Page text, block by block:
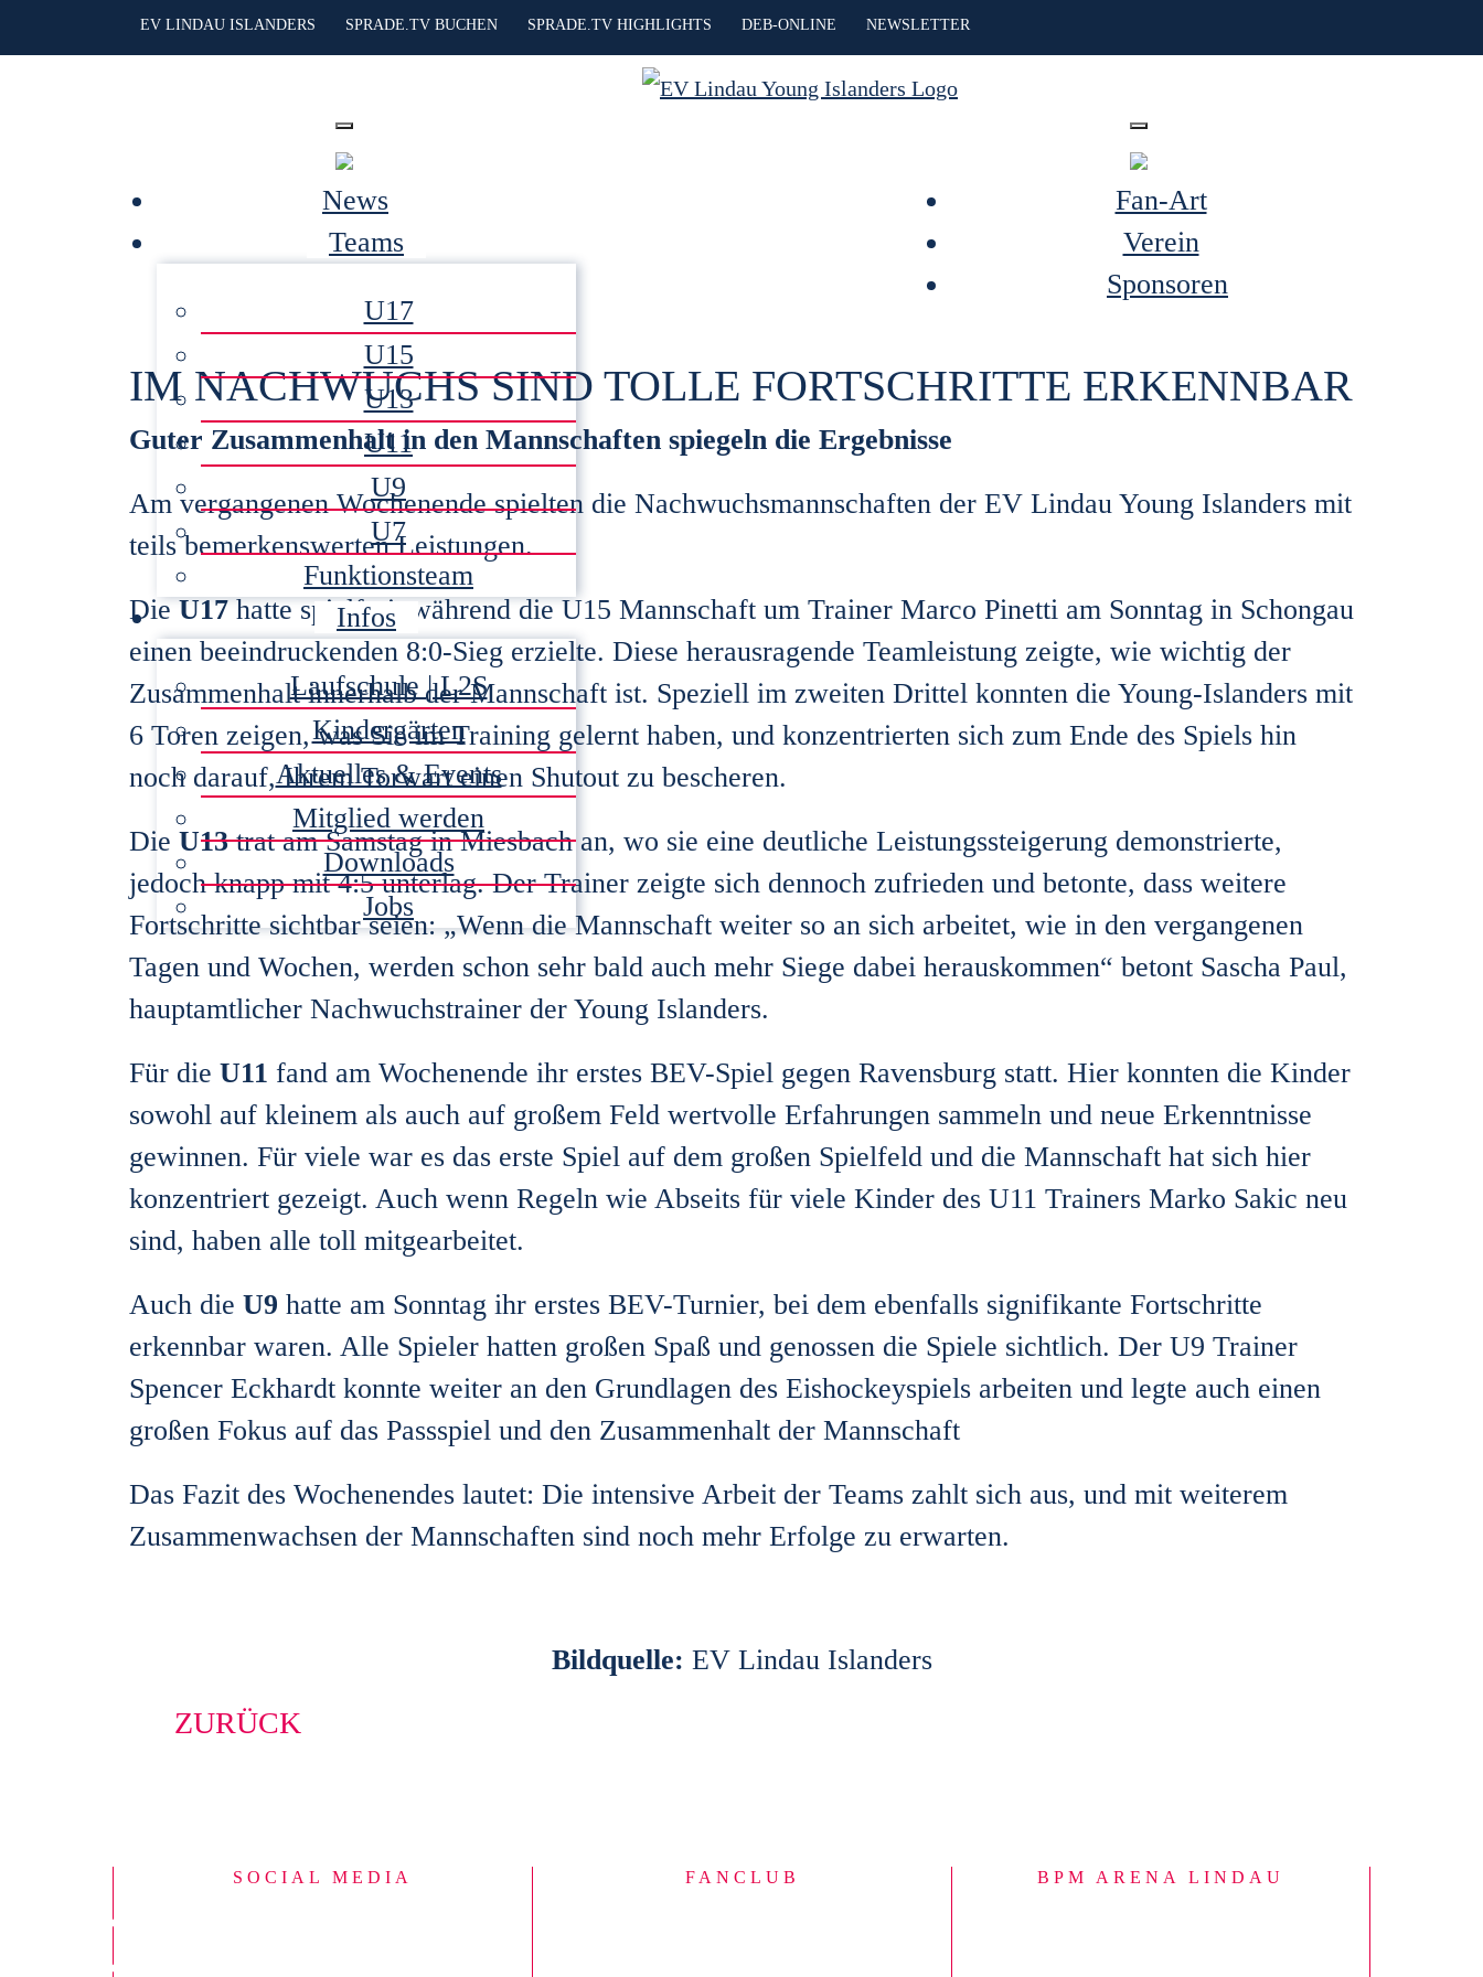
EV LINDAU ISLANDERS SPRADE.TV BUCHEN SPRADE.TV HIGHLIGHTS DEB-ONLINE NEWSLETTER
News
Teams
U17
U15
U13
U11
U9
U7
Funktionsteam
Infos
Laufschule | L2S
Kindergärten
Aktuelles & Events
Mitglied werden
Downloads
Jobs
Fan-Art
Verein
Sponsoren
IM NACHWUCHS SIND TOLLE FORTSCHRITTE ERKENNBAR
Guter Zusammenhalt in den Mannschaften spiegeln die Ergebnisse
Am vergangenen Wochenende spielten die Nachwuchsmannschaften der EV Lindau Young Islanders mit
teils bemerkenswerten Leistungen.
DieU17hatte spielfrei, während die U15 Mannschaft um Trainer Marco Pinetti am Sonntag in Schongau
einen beeindruckenden 8:0-Sieg erzielte. Diese herausragende Teamleistung zeigte, wie wichtig der
Zusammenhalt innerhalb der Mannschaft ist. Speziell im zweiten Drittel konnten die Young-Islanders mit
6 Toren zeigen, was Sie im Training gelernt haben, und konzentrierten sich zum Ende des Spiels hin
noch darauf, Ihrem Torwart einen Shutout zu bescheren.
Die U13trat am Samstag in Miesbach an, wo sie eine deutliche Leistungssteigerung demonstrierte,
jedoch knapp mit 4:5 unterlag. Der Trainer zeigte sich dennoch zufrieden und betonte, dass weitere
Fortschritte sichtbar seien: „Wenn die Mannschaft weiter so an sich arbeitet, wie in den vergangenen
Tagen und Wochen, werden schon sehr bald auch mehr Siege dabei herauskommen“ betont Sascha Paul,
hauptamtlicher Nachwuchstrainer der Young Islanders.
Für die U11 fand am Wochenende ihr erstes BEV-Spiel gegen Ravensburg statt. Hier konnten die Kinder
sowohl auf kleinem als auch auf großem Feld wertvolle Erfahrungen sammeln und neue Erkenntnisse
gewinnen. Für viele war es das erste Spiel auf dem großen Spielfeld und die Mannschaft hat sich hier
konzentriert gezeigt. Auch wenn Regeln wie Abseits für viele Kinder des U11 Trainers Marko Sakic neu
sind, haben alle toll mitgearbeitet.
Auch die U9 hatte am Sonntag ihr erstes BEV-Turnier, bei dem ebenfalls signifikante Fortschritte
erkennbar waren. Alle Spieler hatten großen Spaß und genossen die Spiele sichtlich. Der U9 Trainer
Spencer Eckhardt konnte weiter an den Grundlagen des Eishockeyspiels arbeiten und legte auch einen
großen Fokus auf das Passspiel und den Zusammenhalt der Mannschaft
Das Fazit des Wochenendes lautet: Die intensive Arbeit der Teams zahlt sich aus, und mit weiterem
Zusammenwachsen der Mannschaften sind noch mehr Erfolge zu erwarten.
Bildquelle: EV Lindau Islanders
ZURÜCK
SOCIAL MEDIA FANCLUB BPM ARENA LINDAU